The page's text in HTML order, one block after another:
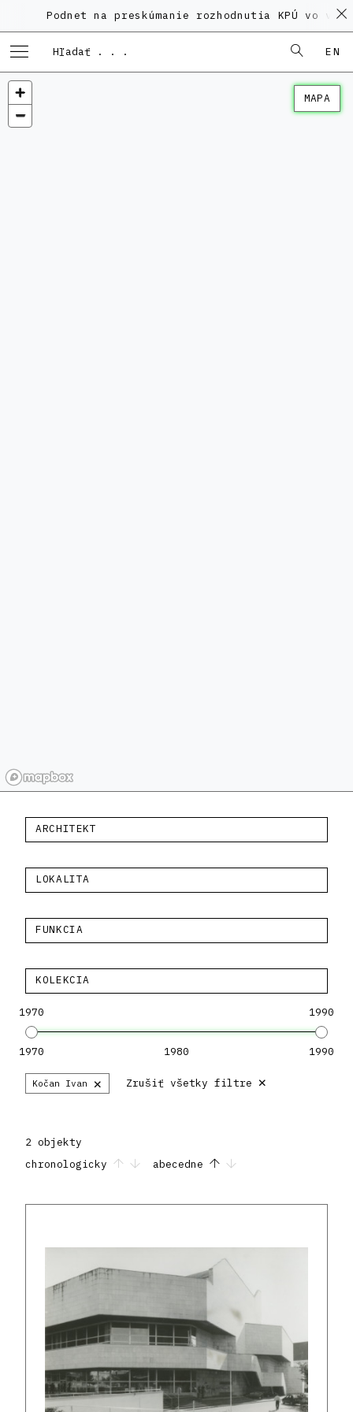
Podnet na preskúmanie rozhodnutia KPÚ vo veci
EN
MAPA
ARCHITEKT
LOKALITA
FUNKCIA
KOLEKCIA
1970 1990
1970 1980 1990
Kočan Ivan × Zrušiť všetky filtre ×
2 objekty
chronologicky
abecedne